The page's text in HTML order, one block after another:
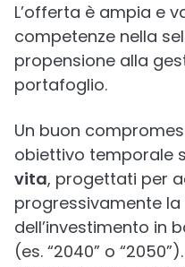
L’offerta è ampia e
competenze nella
propensione alla
portafoglio.
Un buon
obiettivo temporale
vita, progettati per
progressivamente
dell’investimento in
(es. “2040” o